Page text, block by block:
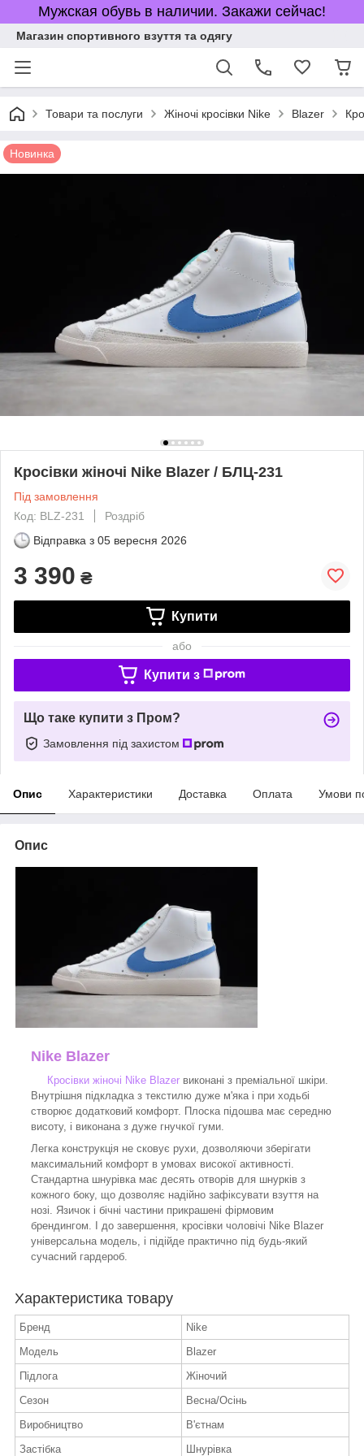
Мужская обувь в наличии. Закажи сейчас!
Магазин спортивного взуття та одягу
Товари та послуги Жіночі кросівки Nike Blazer
Новинка
Кросівки жіночі Nike Blazer / БЛЦ-231
Під замовлення
Код: BLZ-231
Роздріб
Відправка з 05 вересня 2026
3 390 ₴
Купити
або
Купити з
Що таке купити з Пром?
Замовлення під захистом
Опис Характеристики Доставка Оплата Умови
Опис
Nike Blazer
Кросівки жіночі Nike Blazer виконані з преміальної шкіри.
Внутрішня підкладка з текстилю дуже м'яка і при ходьбі
створює додатковий комфорт. Плоска підошва має середню
висоту, і виконана з дуже гнучкої гуми.
Легка конструкція не сковує рухи, дозволяючи зберігати
максимальний комфорт в умовах високої активності.
Стандартна шнурівка має десять отворів для шнурків з
кожного боку, що дозволяє надійно зафіксувати взуття на
нозі. Язичок і бічні частини прикрашені фірмовим
брендингом. І до завершення, кросівки чоловічі Nike Blazer
універсальна модель, і підійде практично під будь-який
сучасний гардероб.
Характеристика товару
Бренд
Nike
Модель
Blazer
Підлога
Жіночий
Сезон
Весна/Осінь
Виробництво
В'єтнам
Застібка
Шнурівка